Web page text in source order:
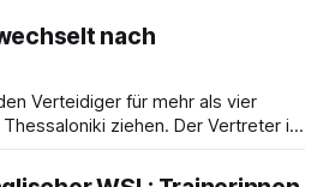
nach
Verteidiger für mehr als vier
Thessaloniki ziehen. Der Vertreter ist